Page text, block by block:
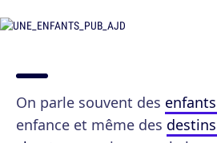
On parle souvent des
enfance et même des